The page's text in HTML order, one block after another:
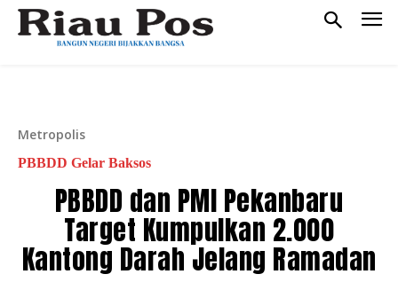
Metropolis
PBBDD Gelar Baksos
PBBDD dan PMI Pekanbaru
Target Kumpulkan 2.000
Kantong Darah Jelang Ramadan